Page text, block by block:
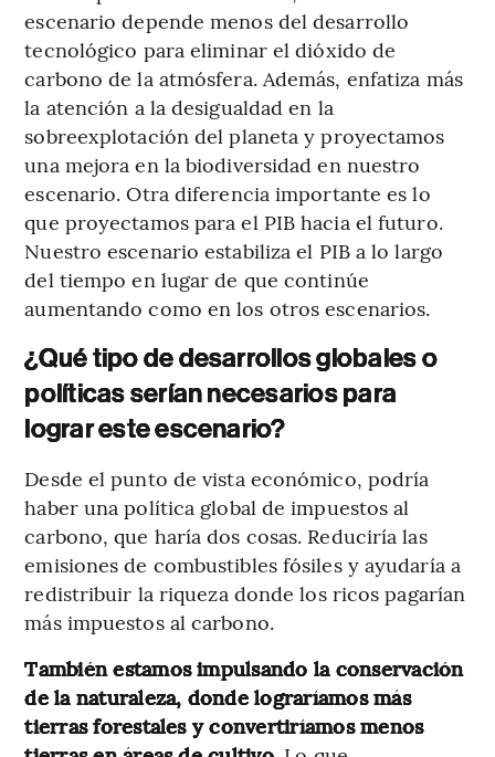
escenario depende menos del desarrollo
tecnológico para eliminar el dióxido de
carbono de la atmósfera. Además, enfatiza más
la atención a la desigualdad en la
sobreexplotación del planeta y proyectamos
una mejora en la biodiversidad en nuestro
escenario. Otra diferencia importante es lo
que proyectamos para el PIB hacia el futuro.
Nuestro escenario estabiliza el PIB a lo largo
del tiempo en lugar de que continúe
aumentando como en los otros escenarios.
¿Qué tipo de desarrollos globales o
políticas serían necesarios para
lograr este escenario?
Desde el punto de vista económico, podría
haber una política global de impuestos al
carbono, que haría dos cosas. Reduciría las
emisiones de combustibles fósiles y ayudaría a
redistribuir la riqueza donde los ricos pagarían
más impuestos al carbono.
También estamos impulsando la conservación
de la naturaleza, donde lograríamos más
tierras forestales y convertiríamos menos